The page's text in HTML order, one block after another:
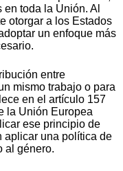
toda la Unión. Al
otorgar a los Estados
un enfoque más
entre
mismo trabajo o para
en el artículo 157
la Unión Europea
ese principio de
aplicar una política de
al género.